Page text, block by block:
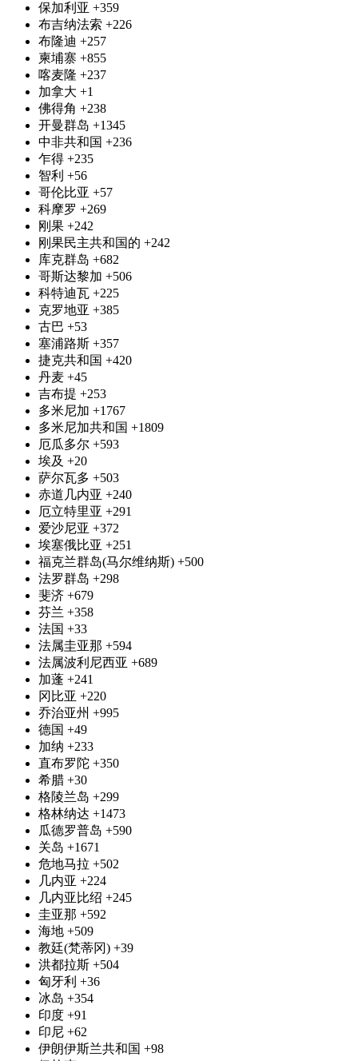
保加利亚 +359
布吉纳法索 +226
布隆迪 +257
柬埔寨 +855
喀麦隆 +237
加拿大 +1
佛得角 +238
开曼群岛 +1345
中非共和国 +236
乍得 +235
智利 +56
哥伦比亚 +57
科摩罗 +269
刚果 +242
刚果民主共和国的 +242
库克群岛 +682
哥斯达黎加 +506
科特迪瓦 +225
克罗地亚 +385
古巴 +53
塞浦路斯 +357
捷克共和国 +420
丹麦 +45
吉布提 +253
多米尼加 +1767
多米尼加共和国 +1809
厄瓜多尔 +593
埃及 +20
萨尔瓦多 +503
赤道几内亚 +240
厄立特里亚 +291
爱沙尼亚 +372
埃塞俄比亚 +251
福克兰群岛(马尔维纳斯) +500
法罗群岛 +298
斐济 +679
芬兰 +358
法国 +33
法属圭亚那 +594
法属波利尼西亚 +689
加蓬 +241
冈比亚 +220
乔治亚州 +995
德国 +49
加纳 +233
直布罗陀 +350
希腊 +30
格陵兰岛 +299
格林纳达 +1473
瓜德罗普岛 +590
关岛 +1671
危地马拉 +502
几内亚 +224
几内亚比绍 +245
圭亚那 +592
海地 +509
教廷(梵蒂冈) +39
洪都拉斯 +504
匈牙利 +36
冰岛 +354
印度 +91
印尼 +62
伊朗伊斯兰共和国 +98